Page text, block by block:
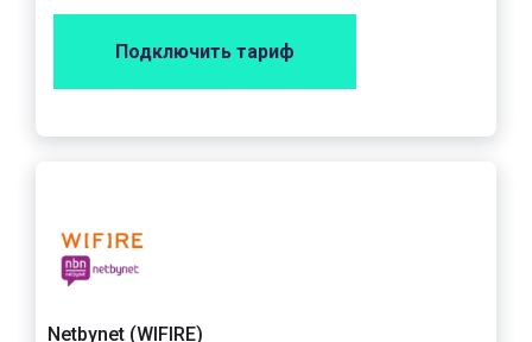
Подключить тариф
Netbynet (WIFIRE)